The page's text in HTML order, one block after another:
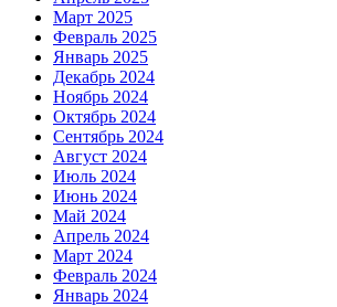
Март 2025
Февраль 2025
Январь 2025
Декабрь 2024
Ноябрь 2024
Октябрь 2024
Сентябрь 2024
Август 2024
Июль 2024
Июнь 2024
Май 2024
Апрель 2024
Март 2024
Февраль 2024
Январь 2024